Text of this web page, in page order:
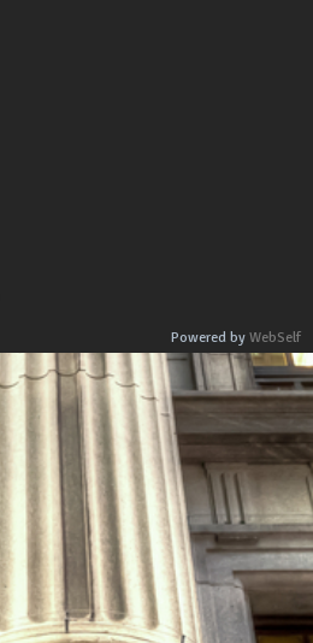
Powered by WebSelf